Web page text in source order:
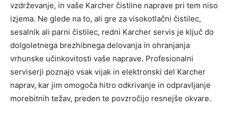
vzdrževanje, in vaše Karcher čistilne naprave pri tem niso
izjema. Ne glede na to, ali gre za visokotlačni čistilec,
sesalnik ali parni čistilec, redni Karcher servis je ključ do
dolgoletnega brezhibnega delovanja in ohranjanja
vrhunske učinkovitosti vaše naprave. Profesionalni
serviserji poznajo vsak vijak in elektronski del Karcher
naprav, kar jim omogoča hitro odkrivanje in odpravljanje
morebitnih težav, preden te povzročijo resnejše okvare.